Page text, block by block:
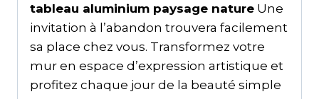
tableau aluminium paysage nature Une
invitation à l’abandon trouvera facilement
sa place chez vous. Transformez votre
mur en espace d’expression artistique et
profitez chaque jour de la beauté simple